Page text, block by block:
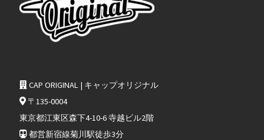
CAP ORIGINAL | キャップオリジナル
〒135-0004
東京都江東区森下4-10-6 寺越ビル2階
都営新宿線菊川駅徒歩3分